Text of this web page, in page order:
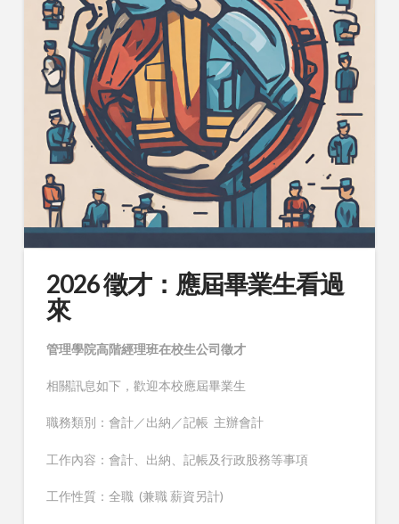
2026 徵才：應屆畢業生看過
來
管理學院高階經理班在校生公司徵才
相關訊息如下，歡迎本校應屆畢業生
職務類別：會計／出納／記帳 主辦會計
工作內容：會計、出納、記帳及行政股務等事項
工作性質：全職 (兼職 薪資另計)